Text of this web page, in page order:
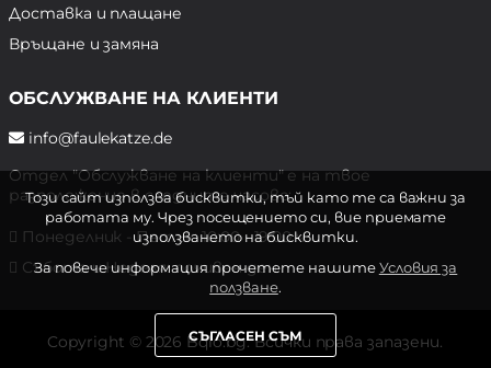
Доставка и плащане
Връщане и замяна
ОБСЛУЖВАНЕ НА КЛИЕНТИ
info@faulekatze.de
Отдел "Обслужване на клиенти" е на твое
разположение в следните часове:
Понеделник - Петък: 10:00 - 19:00 ч.
Събота и Неделя: почивен ден
Copyright © 2026 Bqlo.bg. Всички права запазени.
Този сайт използва бисквитки, тъй като те са важни за
работата му. Чрез посещението си, вие приемате
използването на бисквитки.
За повече информация прочетете нашитеУсловия за
ползване.
СЪГЛАСЕН СЪМ